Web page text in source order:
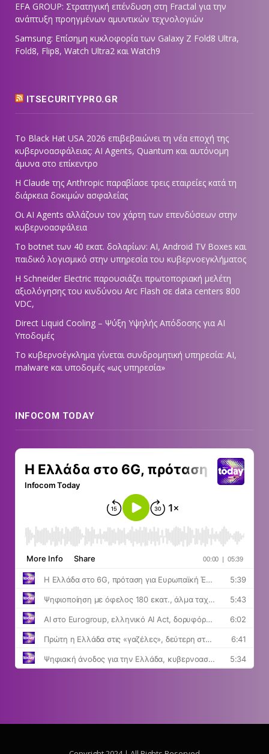
EFA GROUP: Στρατηγική επένδυση στη Fractal για την
ανάπτυξη προηγμένων αμυντικών τεχνολογιών
Samsung: Επίσημη κυκλοφορία των Galaxy Z Fold8 Ultra,
Fold8, Flip8, Watch Ultra2 και Watch9
ITSECURITYPRO.GR
Το Black Hat USA 2026 επιβεβαιώνει τη νέα εποχή της
κυβερνοασφάλειας: AI Agents, Quantum και αυτόνομη
άμυνα στο επίκεντρο
Η Claude της Anthropic παραβίασε τρεις εταιρείες κατά τη
διάρκεια δοκιμών ασφαλείας
Οι AI Agents αλλάζουν τον χάρτη των επενδύσεων στην
κυβερνοασφάλεια
Το botnet των 40 εκατ. δολαρίων: AI, Android TV Boxes και
παιδικό λογισμικό στην υπηρεσία του κυβερνοεγκλήματος
Η Schneider Electric παρουσιάζει πρωτοποριακή μελέτη
αξιολόγησης του κινδύνου Arc Flash σε data centers 800
VDC,
Direct Liquid Cooling – Ψύξη Υψηλής Απόδοσης για AI
Υποδομές
Το κυβερνοέγκλημα γίνεται συνδρομητική υπηρεσία: AI,
malware και υποδομές «ως υπηρεσία»
INFOCOM TODAY